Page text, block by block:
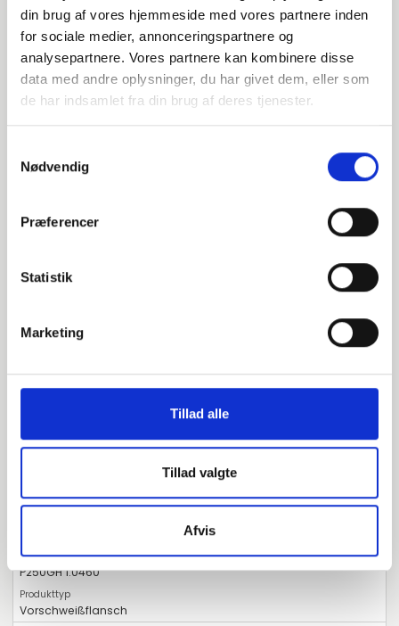
din brug af vores hjemmeside med vores partnere inden
for sociale medier, annonceringspartnere og
analysepartnere. Vores partnere kan kombinere disse
data med andre oplysninger, du har givet dem, eller som
de har indsamlet fra din brug af deres tjenester.
Nødvendig
Præferencer
Statistik
Marketing
Tillad alle
Tillad valgte
Afvis
EN 1092-1 T:11 B1 PN25-40
P250GH 1.0460
Vorschweißflansch
EN 1092-1 T:11 B1 PN10-16
Nicht aus Vorrat
040625076
DN65 76,1 Vorschweißflansch 8 Löcher (S-5,6)
P250GH 1.0460
Vorschweißflansch